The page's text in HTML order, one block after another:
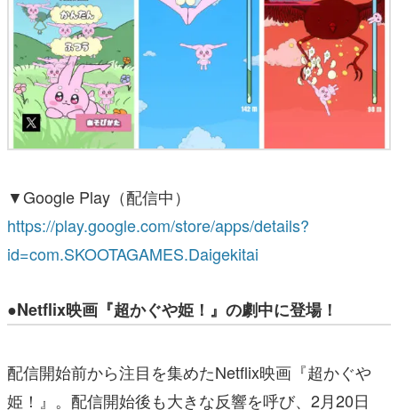
▼Google Play（配信中）
https://play.google.com/store/apps/details?
id=com.SKOOTAGAMES.Daigekitai
●Netflix映画『超かぐや姫！』の劇中に登場！
配信開始前から注目を集めたNetflix映画『超かぐや
姫！』。配信開始後も大きな反響を呼び、2月20日